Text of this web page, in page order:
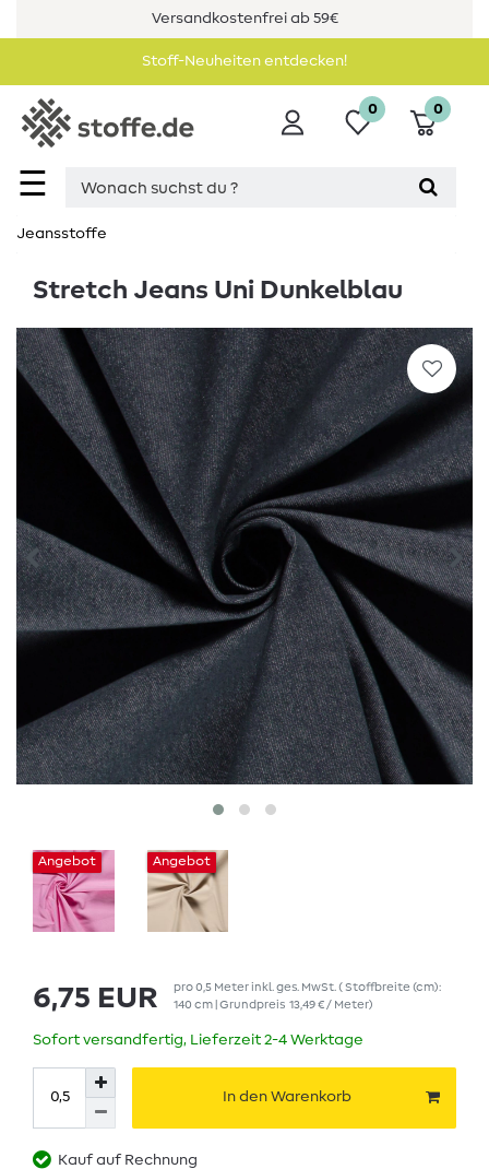
Versandkostenfrei ab 59€
Stoff-Neuheiten entdecken!
☰
0 0
Jeansstoffe
Stretch Jeans Uni Dunkelblau
Angebot Angebot
6,75 EUR pro0,5 Meterinkl. ges. MwSt. ( Stoffbreite (cm):
140 cm | Grundpreis 13,49 € / Meter)
Sofort versandfertig, Lieferzeit 2-4 Werktage
In den Warenkorb
Kauf auf Rechnung